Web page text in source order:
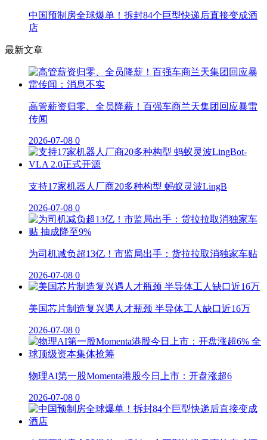
中国预制房全球爆单！拆封84个巨型快递后直接变成酒
店
最新文章
高管薪资归零、全员降薪！百强车商兰天集团回应暴雷
传闻
2026-07-08 0
支持17家机器人厂商20多种构型 蚂蚁灵波LingB
2026-07-08 0
为司机减负超13亿！市监局出手：货拉拉取消独家车贴
2026-07-08 0
美国芯片制造复兴遇人才瓶颈 半导体工人缺口近16万
2026-07-08 0
物理AI第一股Momenta港股今日上市：开盘涨超6
2026-07-08 0